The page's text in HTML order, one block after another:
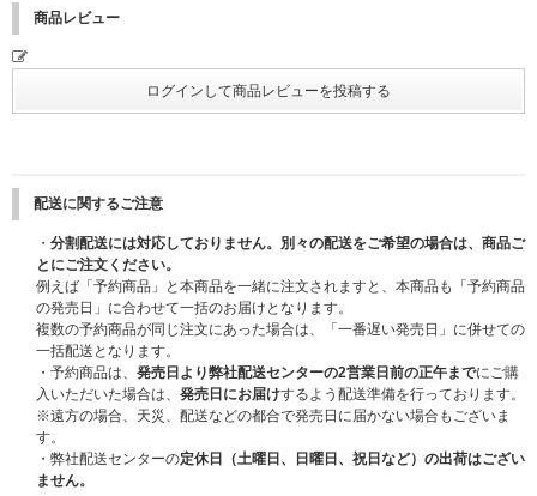
レット(一部機種を除く)の充電や起動等のチェックをお願いします。スマー
【電子チケットの発券方法】
https://ticket.tickebo.jp/top/ja/guide/qrticket
不可)
集まりください。
※上記2点をお持ちでない方は、いかなる理由があってもご参加いただけま
せん。あらかじめご了承ください。
※ticket boardが発行する『電子チケット』と『主催者が指定する顔写真付
きの身分証明書』の情報が一致されない場合は、いかなる理由があってもご
参加いただけません。
※『電子チケット』の情報は各ストアでのご注文時情報になりますので、必
ずお持ちになる身分証明書と同一内容での各ストアでのご注文時情報への登
録をお願いします。
■主催者が指定する顔写真付きの身分証明書
商品レビュー
配送に関するご注意
・ 分割配送には対応しておりません。別々の配送をご希望の場合は、商品ご
とにご注文ください。
例えば「予約商品」と本商品を一緒に注文されますと、本商品も「予約商品
の発売日」に合わせて一括のお届けとなります。
複数の予約商品が同じ注文にあった場合は、「一番遅い発売日」に併せての
一括配送となります。
・予約商品は、 発売日より弊社配送センターの2営業日前の正午までにご購
入いただいた場合は、 発売日にお届けするよう配送準備を行っております。
※遠方の場合、天災、配送などの都合で発売日に届かない場合もございま
す。
・弊社配送センターの定休日（土曜日、日曜日、祝日など）の出荷はござい
ません。